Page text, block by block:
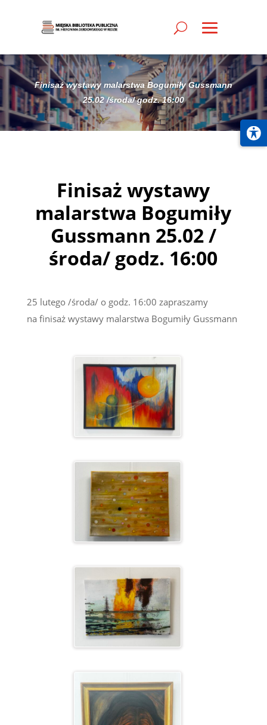
Finisaż wystawy malarstwa Bogumiły Gussmann
25.02 /środa/ godz. 16:00
Finisaż wystawy
malarstwa Bogumiły
Gussmann 25.02 /
środa/ godz. 16:00
25 lutego /środa/ o godz. 16:00 zapraszamy
na finisaż wystawy malarstwa Bogumiły Gussmann